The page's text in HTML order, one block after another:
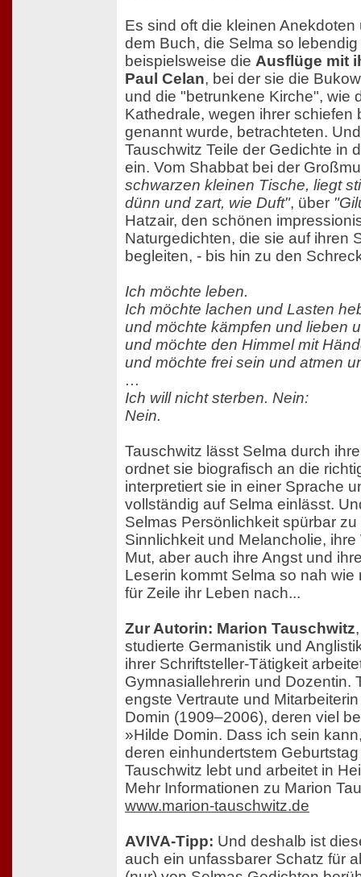
Es sind oft die kleinen
dem Buch, die Selma so
beispielsweise die Ausflüge mit
Paul Celan, bei der sie die
und die "betrunkene Kirche", wie
Kathedrale, wegen ihrer schiefen
genannt wurde, betrachteten.
Tauschwitz Teile der Gedichte in
ein. Vom Shabbat bei der
schwarzen kleinen Tische, liegt
dünn und zart, wie Duft", über
Hatzair, den schönen
Naturgedichten, die sie auf ihren
begleiten, - bis hin zu den
Ich möchte leben.
Ich möchte lachen und Lasten
und möchte kämpfen und lieben
und möchte den Himmel mit
und möchte frei sein und atmen
…
Ich will nicht sterben. Nein:
Nein.
Tauschwitz lässt Selma durch
ordnet sie biografisch an die
interpretiert sie in einer Sprache
vollständig auf Selma einlässt.
Selmas Persönlichkeit spürbar
Sinnlichkeit und Melancholie,
Mut, aber auch ihre Angst und
Leserin kommt Selma so nah wie
für Zeile ihr Leben nach...
Zur Autorin: Marion Tauschwitz
studierte Germanistik und
ihrer Schriftsteller-Tätigkeit
Gymnasiallehrerin und Dozentin.
engste Vertraute und
Domin (1909–2006), deren viel
»Hilde Domin. Dass ich sein
deren einhundertstem
Tauschwitz lebt und arbeitet in
Mehr Informationen zu Marion
www.marion-tauschwitz.de
AVIVA-Tipp: Und deshalb ist
auch ein unfassbarer Schatz für